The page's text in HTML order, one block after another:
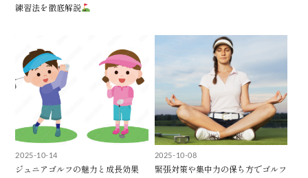
練習法を徹底解説
2025-10-14
ジュニアゴルフの魅力と成長効果
2025-10-08
緊張対策や集中力の保ち方でゴルフ